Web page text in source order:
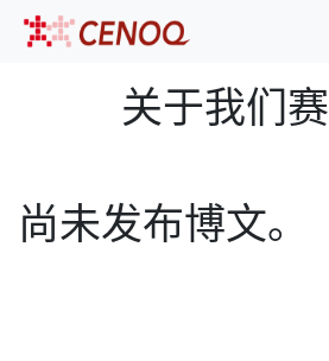
关于我们
尚未发布博文。